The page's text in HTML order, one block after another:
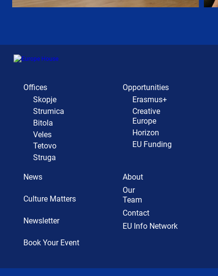
Offices
Skopje
Strumica
Bitola
Veles
Tetovo
Struga
Opportunities
Erasmus+
Creative
Europe
Horizon
EU Funding
News
Culture Matters
Newsletter
Book Your Event
About
Our
Team
Contact
EU Info Network